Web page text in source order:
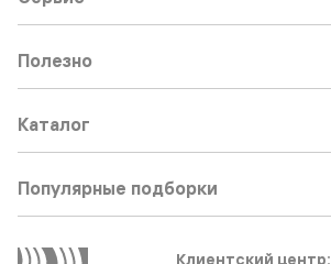
Полезно
Каталог
Популярные подборки
Клиентский центр: